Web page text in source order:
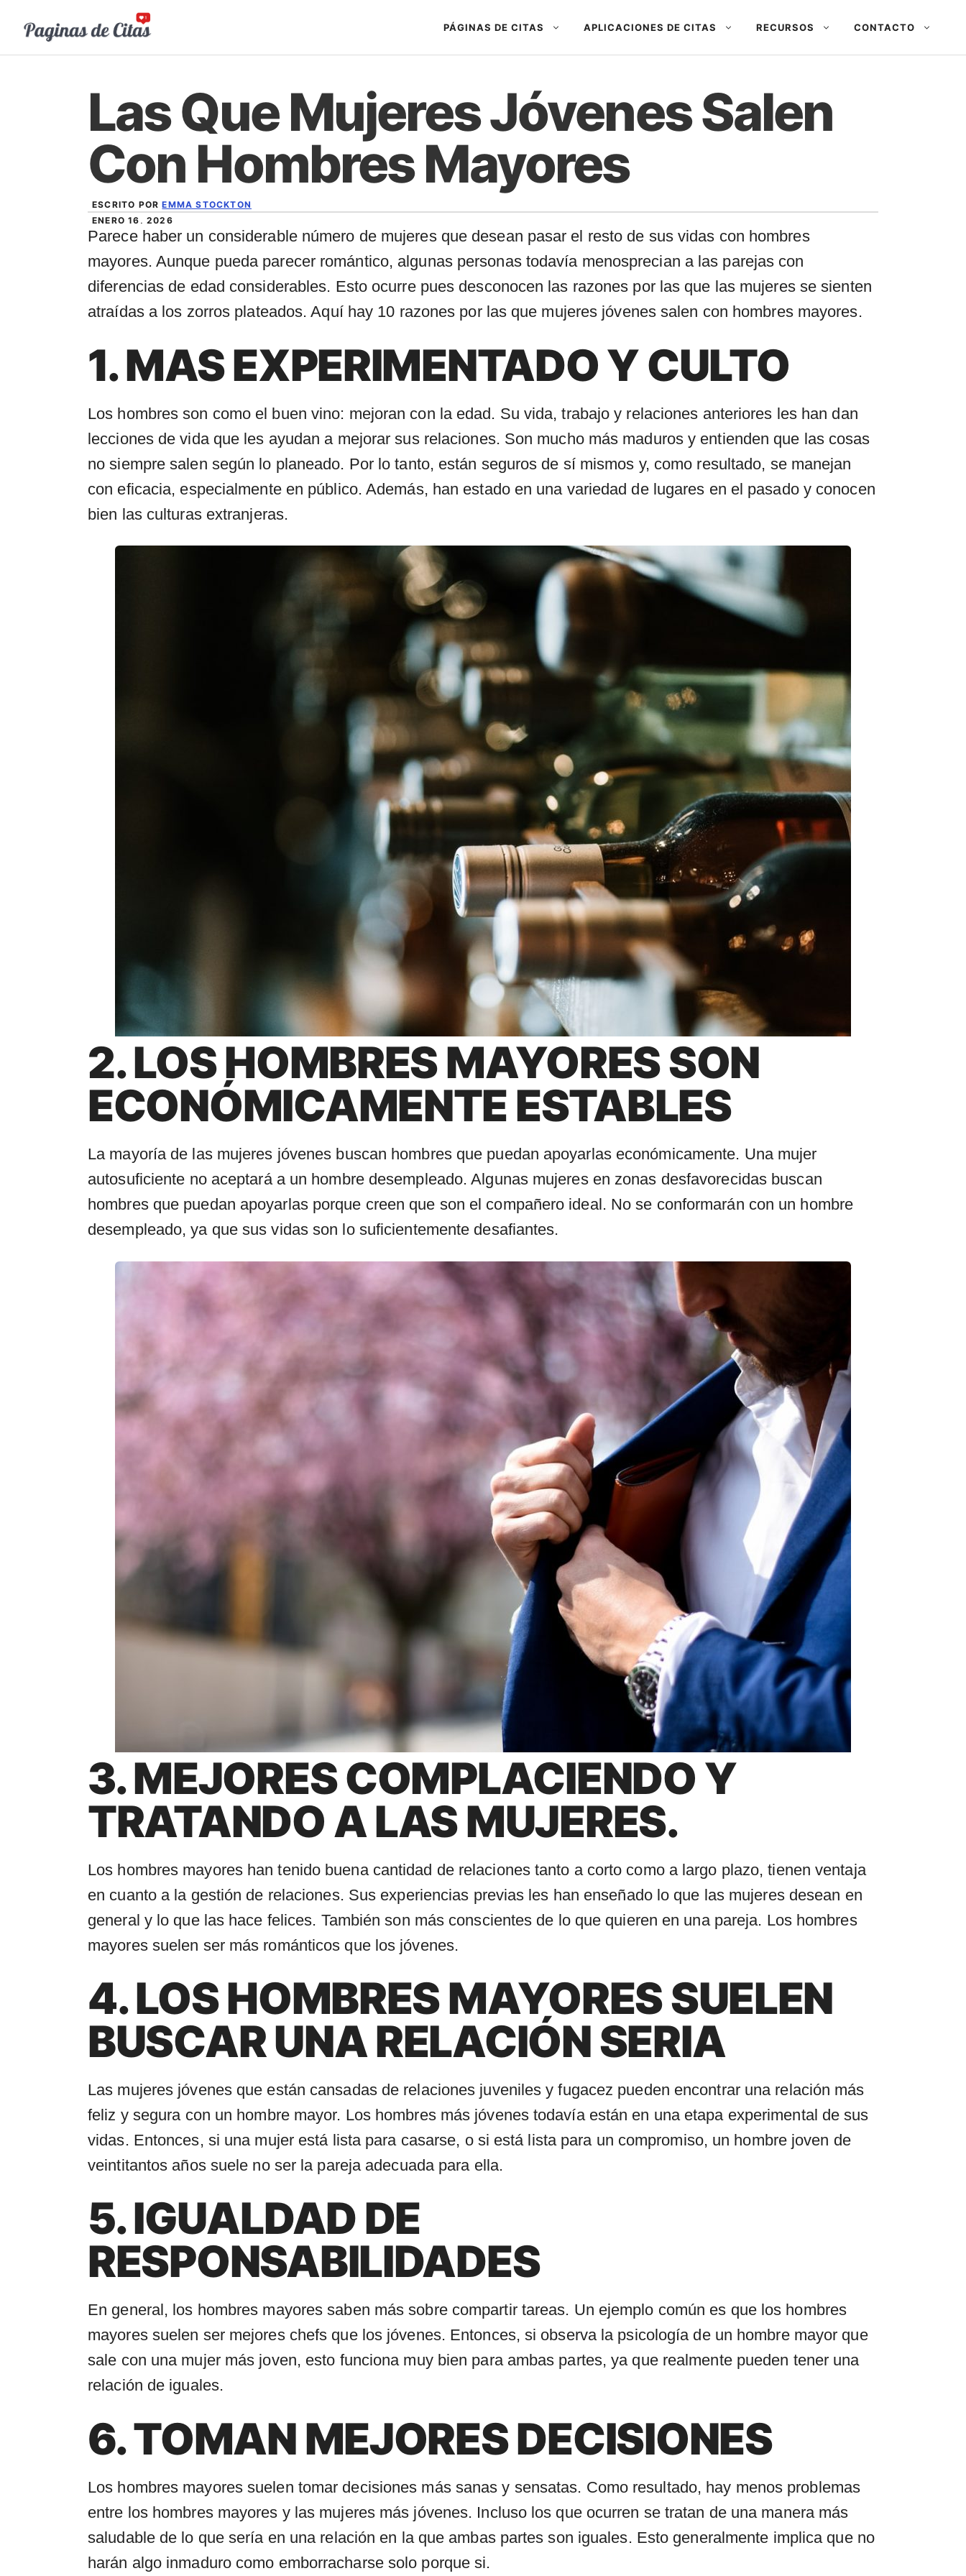
PÁGINAS DE CITAS APLICACIONES DE CITAS RECURSOS CONTACTO
Las Que Mujeres Jóvenes Salen
Con Hombres Mayores
ESCRITO POREMMA STOCKTON
ENERO 16, 2026
Parece haber un considerable número de mujeres que desean pasar el resto de sus vidas con hombres
mayores. Aunque pueda parecer romántico, algunas personas todavía menosprecian a las parejas con
diferencias de edad considerables. Esto ocurre pues desconocen las razones por las que las mujeres se sienten
atraídas a los zorros plateados. Aquí hay 10 razones por las que mujeres jóvenes salen con hombres mayores.
1. MAS EXPERIMENTADO Y CULTO
Los hombres son como el buen vino: mejoran con la edad. Su vida, trabajo y relaciones anteriores les han dan
lecciones de vida que les ayudan a mejorar sus relaciones. Son mucho más maduros y entienden que las cosas
no siempre salen según lo planeado. Por lo tanto, están seguros de sí mismos y, como resultado, se manejan
con eficacia, especialmente en público. Además, han estado en una variedad de lugares en el pasado y conocen
bien las culturas extranjeras.
2. LOS HOMBRES MAYORES SON
ECONÓMICAMENTE ESTABLES
La mayoría de las mujeres jóvenes buscan hombres que puedan apoyarlas económicamente. Una mujer
autosuficiente no aceptará a un hombre desempleado. Algunas mujeres en zonas desfavorecidas buscan
hombres que puedan apoyarlas porque creen que son el compañero ideal. No se conformarán con un hombre
desempleado, ya que sus vidas son lo suficientemente desafiantes.
3. MEJORES COMPLACIENDO Y
TRATANDO A LAS MUJERES.
Los hombres mayores han tenido buena cantidad de relaciones tanto a corto como a largo plazo, tienen ventaja
en cuanto a la gestión de relaciones. Sus experiencias previas les han enseñado lo que las mujeres desean en
general y lo que las hace felices. También son más conscientes de lo que quieren en una pareja. Los hombres
mayores suelen ser más románticos que los jóvenes.
4. LOS HOMBRES MAYORES SUELEN
BUSCAR UNA RELACIÓN SERIA
Las mujeres jóvenes que están cansadas de relaciones juveniles y fugacez pueden encontrar una relación más
feliz y segura con un hombre mayor. Los hombres más jóvenes todavía están en una etapa experimental de sus
vidas. Entonces, si una mujer está lista para casarse, o si está lista para un compromiso, un hombre joven de
veintitantos años suele no ser la pareja adecuada para ella.
5. IGUALDAD DE
RESPONSABILIDADES
En general, los hombres mayores saben más sobre compartir tareas. Un ejemplo común es que los hombres
mayores suelen ser mejores chefs que los jóvenes. Entonces, si observa la psicología de un hombre mayor que
sale con una mujer más joven, esto funciona muy bien para ambas partes, ya que realmente pueden tener una
relación de iguales.
6. TOMAN MEJORES DECISIONES
Los hombres mayores suelen tomar decisiones más sanas y sensatas. Como resultado, hay menos problemas
entre los hombres mayores y las mujeres más jóvenes. Incluso los que ocurren se tratan de una manera más
saludable de lo que sería en una relación en la que ambas partes son iguales. Esto generalmente implica que no
harán algo inmaduro como emborracharse solo porque si.